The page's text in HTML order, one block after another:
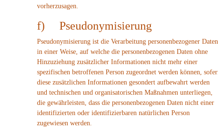
vorherzusagen.
f) Pseudonymisierung
Pseudonymisierung ist die Verarbeitung personenbezogener Daten
in einer Weise, auf welche die personenbezogenen Daten ohne
Hinzuziehung zusätzlicher Informationen nicht mehr einer
spezifischen betroffenen Person zugeordnet werden können,
diese zusätzlichen Informationen gesondert aufbewahrt werden
und technischen und organisatorischen Maßnahmen unterliegen,
die gewährleisten, dass die personenbezogenen Daten nicht einer
identifizierten oder identifizierbaren natürlichen Person
zugewiesen werden.